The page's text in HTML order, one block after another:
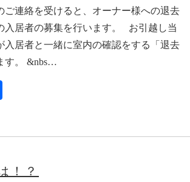
ご連絡を受けると、オーナー様への退去
入居者の募集を行います。 お引越し当
入居者と一緒に室内の確認をする「退去
す。 &nbs…
！？